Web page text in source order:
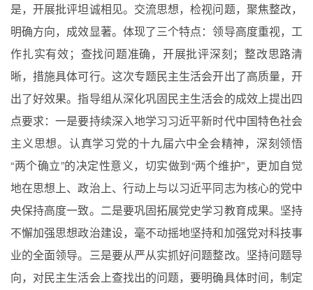
是，开展批评坦诚相见。交流思想，检视问题，聚焦整改，
明确方向，成效显著。体现了三个特点：领导高度重视，工
作扎实有效；查找问题准确，开展批评深刻；整改思路清
晰，措施具体可行。这次专题民主生活会开出了高质量，开
出了好效果。指导组从深化巩固民主生活会的成效上提出四
点要求：一是要持续深入地学习习近平新时代中国特色社会
主义思想。认真学习党的十九届六中全会精神，深刻领悟
“两个确立”的决定性意义，切实做到“两个维护”，更加自觉
地在思想上、政治上、行动上与以习近平同志为核心的党中
央保持高度一致。二是要巩固拓展党史学习教育成果。坚持
不懈加强思想政治建设，毫不动摇地坚持和加强党对科技事
业的全面领导。三是要从严从实抓好问题整改。坚持问题导
向，对民主生活会上查找出的问题，要明确具体时间，制定